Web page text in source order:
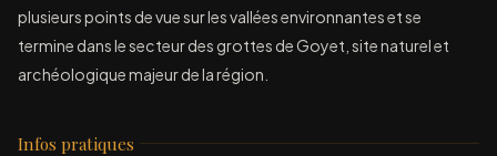
plusieurs points de vue sur les vallées environnantes et se
termine dans le secteur des grottes de Goyet, site naturel et
archéologique majeur de la région.
Infos pratiques